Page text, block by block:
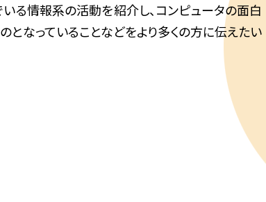
る情報系の活動を紹介し、コンピュータの面白
なっていることなどをより多くの方に伝えたい